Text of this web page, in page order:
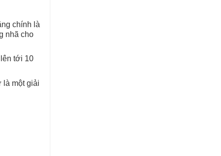
chính là
nhã cho
tới 10
là một giải